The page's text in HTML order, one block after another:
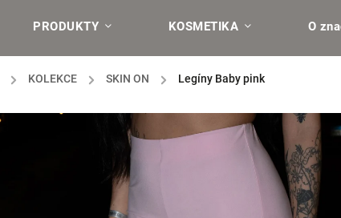
PRODUKTY KOSMETIKA O
/ KOLEKCE / SKIN ON / Legíny Baby pink